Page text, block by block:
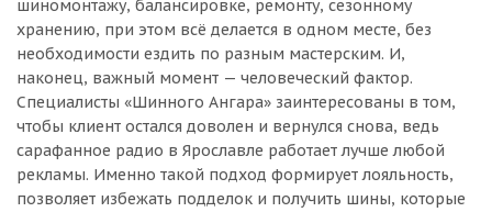
шиномонтажу, балансировке, ремонту, сезонному
хранению, при этом всё делается в одном месте, без
необходимости ездить по разным мастерским. И,
наконец, важный момент — человеческий фактор.
Специалисты «Шинного Ангара» заинтересованы в том,
чтобы клиент остался доволен и вернулся снова, ведь
сарафанное радио в Ярославле работает лучше любой
рекламы. Именно такой подход формирует лояльность,
позволяет избежать подделок и получить шины, которые